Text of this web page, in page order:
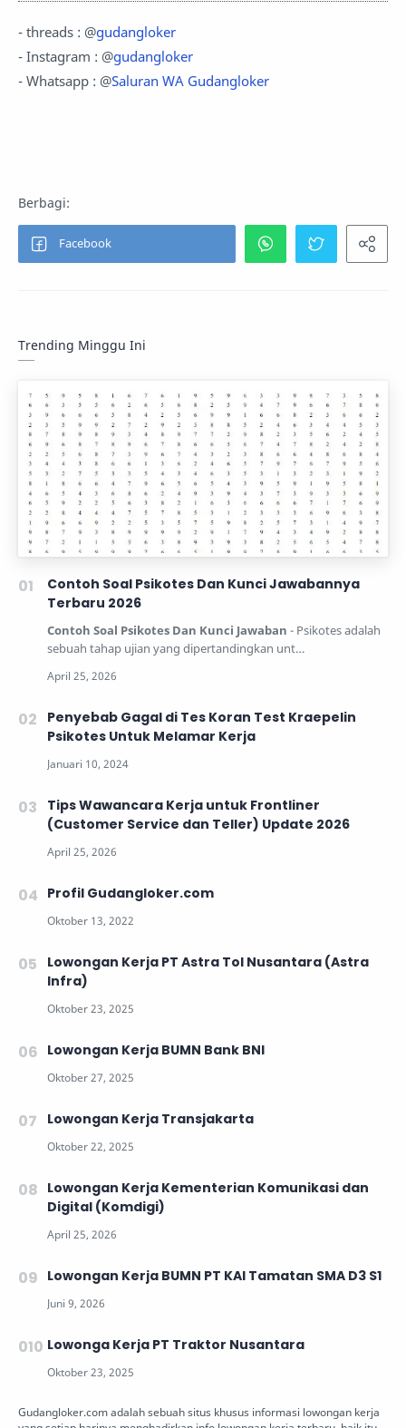
- threads : @gudangloker
- Instagram : @gudangloker
- Whatsapp : @Saluran WA Gudangloker
Trending Minggu Ini
Contoh Soal Psikotes Dan Kunci Jawabannya
Terbaru 2026
Contoh Soal Psikotes Dan Kunci Jawaban - Psikotes adalah
sebuah tahap ujian yang dipertandingkan unt…
Penyebab Gagal di Tes Koran Test Kraepelin
Psikotes Untuk Melamar Kerja
Tips Wawancara Kerja untuk Frontliner
(Customer Service dan Teller) Update 2026
Profil Gudangloker.com
Lowongan Kerja PT Astra Tol Nusantara (Astra
Infra)
Lowongan Kerja BUMN Bank BNI
Lowongan Kerja Transjakarta
Lowongan Kerja Kementerian Komunikasi dan
Digital (Komdigi)
Lowongan Kerja BUMN PT KAI Tamatan SMA D3 S1
Lowonga Kerja PT Traktor Nusantara
Gudangloker.com adalah sebuah situs khusus informasi lowongan kerja